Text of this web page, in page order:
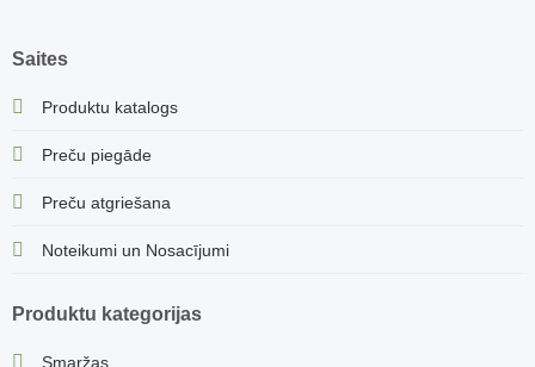
Saites
Produktu katalogs
Preču piegāde
Preču atgriešana
Noteikumi un Nosacījumi
Produktu kategorijas
Smaržas